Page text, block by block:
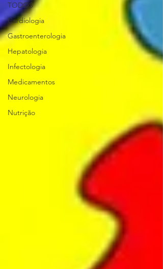
TODOS
Cardiologia
Gastroenterologia
Hepatologia
Infectologia
Medicamentos
Neurologia
Nutrição